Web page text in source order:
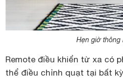
Hẹn giờ thông
Remote điều khiển từ xa có
thể điều chỉnh quạt tại bất